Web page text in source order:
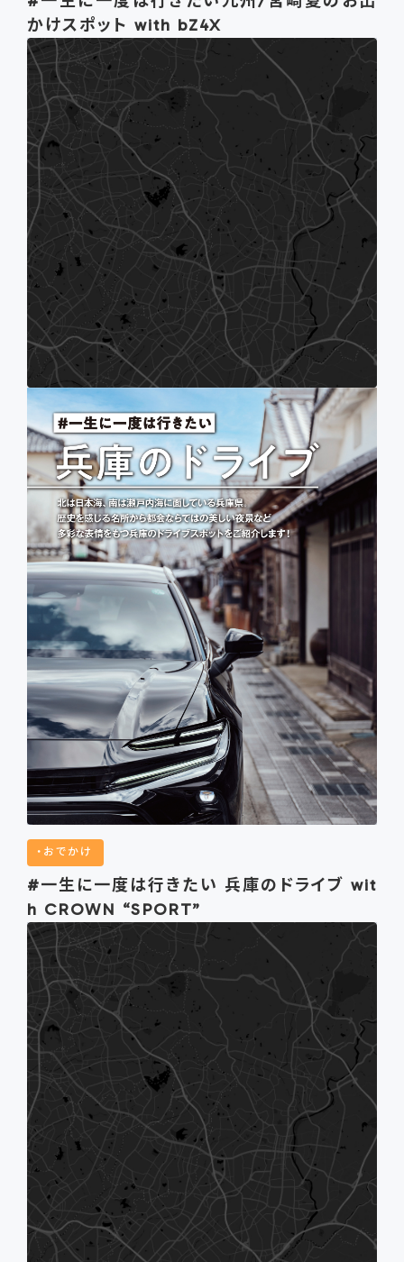
かけスポット with bZ4X
おでかけ
#一生に一度は行きたい 兵庫のドライブ wit
h CROWN “SPORT”